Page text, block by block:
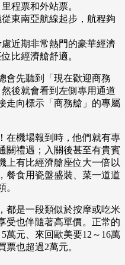
程票和外站票。
東南亞航線起步，航程夠
近期非常熱門的豪華經濟
比經濟艙舒適。
會先聽到「現在歡迎商務
後就會看到左側專用通道
走向標示「商務艙」的專屬
在機場報到時，他們就有專
關禮遇；入關後甚至有貴賓
上有比經濟艙座位大一倍以
餐食用瓷盤盛裝、菜一道道
。
都是一段類似於按摩或吃米
受也伴隨著高單價。正常的
萬元、來回歐美要12～16萬
也超過2萬元。